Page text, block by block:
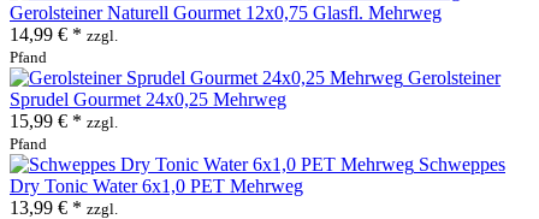
Gerolsteiner Naturell Gourmet 12x0,75 Glasfl. Mehrweg
14,99 € * zzgl.
Pfand
Gerolsteiner
Sprudel Gourmet 24x0,25 Mehrweg
15,99 € * zzgl.
Pfand
Schweppes
Dry Tonic Water 6x1,0 PET Mehrweg
13,99 € * zzgl.